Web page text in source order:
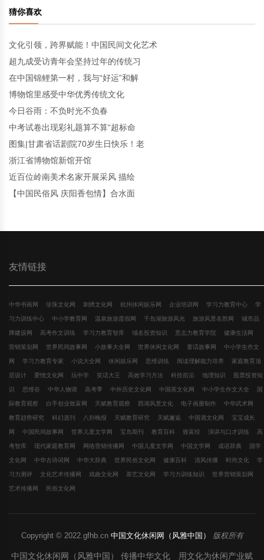
猜你喜欢
文化引领，跨界赋能！中国民间文化艺术
超九成受访青年会坚持过年的传统习
在中国锦鲤第一村，我与“好运”和解
博物馆里感受中华优秀传统文化
今日谷雨：不负时光不负春
中考试卷出现彩礼题算不算“超标命
图集|甘肃省话剧院70岁生日快乐！老
浙江省博物馆新馆开馆
近百位岭南美术名家开展采风 描绘
【中国民俗风 庆阳香包情】合水面
友情链接
中华书画网 珍珠文化网 刺绣文化网 杭州休闲娱乐网 企业培训网 学习力教育中心 学
习力训练中心 中小学教育网 温泉旅游度假网 千岛湖旅游风光 旅游风景名胜网 城市品
牌建设网 高考作文训练 学习力教育智库 域名投资知识 意志力教育学院 健康生活网
营销策划网 世界民间故事网 小故事大全网 世界休闲文化网 童话故事网 中小学生作文
网 学习力教育专家 小说大全网 休闲娱乐网 思维训练 阅读理解能力培养 家庭教育顶
层设计 爱情文化网 玩中学 笑话大王 高效学习方法 科技前沿 地理知识 股票投资知
识 思维谷 中华人物谱 高考季 中外历史文化网 中国茶文化网 中小学生作文大全 国
际教育观察 白手创业致富网 天赋教育观察 西湖风景文化 电子画册制作 中华武术网
教育趋势研究 科幻选刊 八卦晚报 天赋教育研究 天赋邂逅 中国酒文化网 宝宝成长
网 中国民间故事网 世界儿童文学网 宝岛期刊 教育百科 致富经 演讲与口才训练 高
考智库 现代家庭教育网 网络营销传播网 中国儿童文学网 中国文学网 成语辞典 国学
文化网 中华古诗词网 中华大辞典 世界民俗文化网 健康百科 清风传播 时尚文化 学
习力测评 文化艺术传播网 戏曲文化网 茶艺文化网 学习力训练知识 世界营销策划网
艺术传播网 民俗文化网
Copyright © 2022.gfhb.cn 中国文化休闲网（风雅中国） 版权所有
中国文化休闲网（风雅中国） 传播中华文化 用文化为休闲产业赋